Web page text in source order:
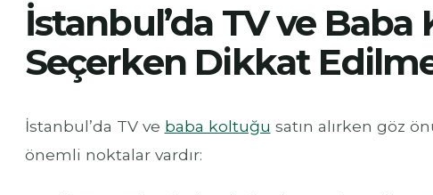
İstanbul’da TV ve
Seçerken Dikkat
İstanbul’da TV ve baba koltuğu satın alırken göz
önemli noktalar vardır: